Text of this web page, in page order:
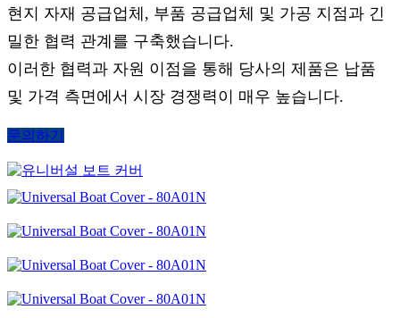
현지 자재 공급업체, 부품 공급업체 및 가공 지점과 긴
밀한 협력 관계를 구축했습니다.
이러한 협력과 자원 이점을 통해 당사의 제품은 납품
및 가격 측면에서 시장 경쟁력이 매우 높습니다.
문의하기